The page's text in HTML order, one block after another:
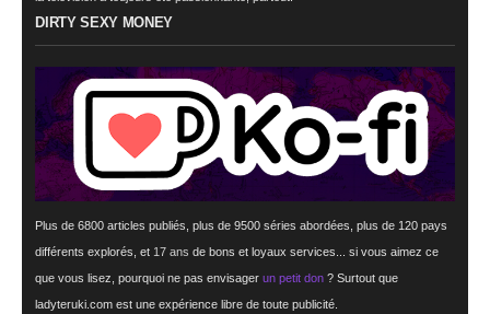
DIRTY SEXY MONEY
Plus de 6800 articles publiés, plus de 9500 séries abordées, plus de 120 pays
différents explorés, et 17 ans de bons et loyaux services... si vous aimez ce
que vous lisez, pourquoi ne pas envisagerun petit don ? Surtout que
ladyteruki.com est une expérience libre de toute publicité.